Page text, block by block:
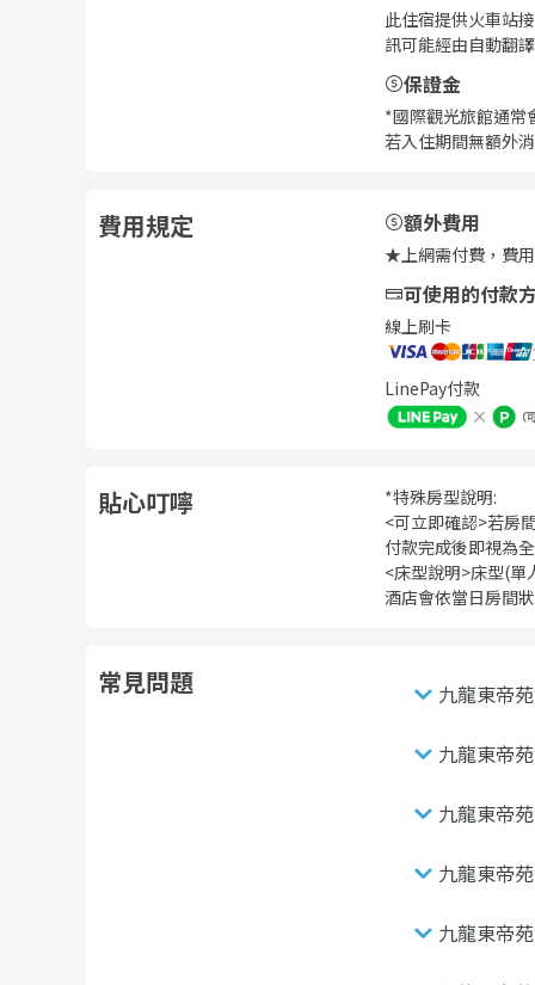
此住宿提供火車站
訊可能經由自動翻
保證金
*國際觀光旅館通常
若入住期間無額外
費用規定 額外費用
★上網需付費，費
可使用的付款
線上刷卡
LinePay付款
貼心叮嚀
*特殊房型說明:
<可立即確認>若房
付款完成後即視為
<床型說明>床型(單
酒店會依當日房間
常見問題 九龍東帝
九龍東帝
九龍東帝
九龍東帝
九龍東帝